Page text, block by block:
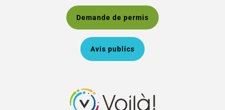
Demande de permis
Avis publics